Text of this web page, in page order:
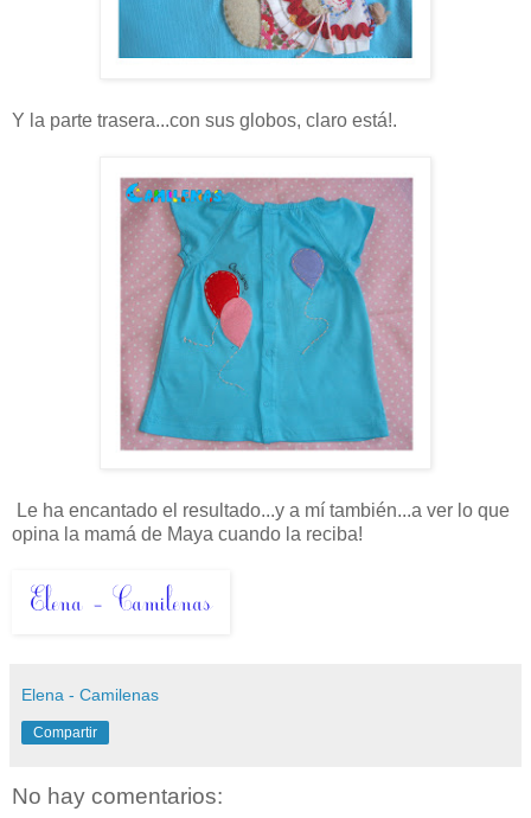
Y la parte trasera...con sus globos, claro está!.
Le ha encantado el resultado...y a mí también...a ver lo que
opina la mamá de Maya cuando la reciba!
Elena - Camilenas
Compartir
No hay comentarios: